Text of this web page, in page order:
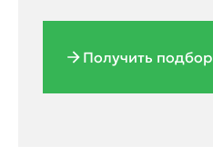
Получить подбор